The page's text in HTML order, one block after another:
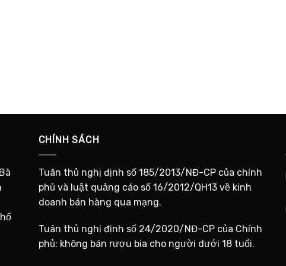
CHÍNH SÁCH
Tuân thủ nghị định số 185/2013/NĐ-CP của chính
phủ và luật quảng cáo số 16/2012/QH13 về kinh
doanh bán hàng qua mạng.
Tuân thủ nghị định số 24/2020/NĐ-CP của Chính
phủ: không bán rượu bia cho người dưới 18 tuổi.